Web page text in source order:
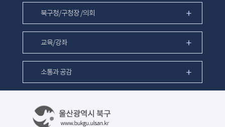
북구청/구청장 /의회
교육/강좌
소통과 공감